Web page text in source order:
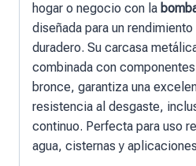
hogar o negocio con la
diseñada para un
duradero. Su carcasa
combinada con
bronce, garantiza una
resistencia al desgaste,
continuo. Perfecta para uso
agua, cisternas y